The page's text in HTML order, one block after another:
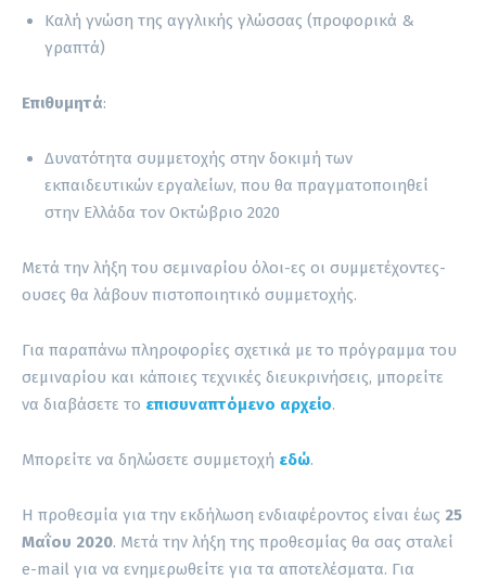
Καλή γνώση της αγγλικής γλώσσας (προφορικά &
γραπτά)
Επιθυμητά:
Δυνατότητα συμμετοχής στην δοκιμή των
εκπαιδευτικών εργαλείων, που θα πραγματοποιηθεί
στην Ελλάδα τον Οκτώβριο 2020
Μετά την λήξη του σεμιναρίου όλοι-ες οι συμμετέχοντες-
ουσες θα λάβουν πιστοποιητικό συμμετοχής.
Για παραπάνω πληροφορίες σχετικά με το πρόγραμμα του
σεμιναρίου και κάποιες τεχνικές διευκρινήσεις, μπορείτε
να διαβάσετε το επισυναπτόμενο αρχείο.
Μπορείτε να δηλώσετε συμμετοχή εδώ.
Η προθεσμία για την εκδήλωση ενδιαφέροντος είναι έως 25
Μαΐου 2020. Μετά την λήξη της προθεσμίας θα σας σταλεί
e-mail για να ενημερωθείτε για τα αποτελέσματα. Για